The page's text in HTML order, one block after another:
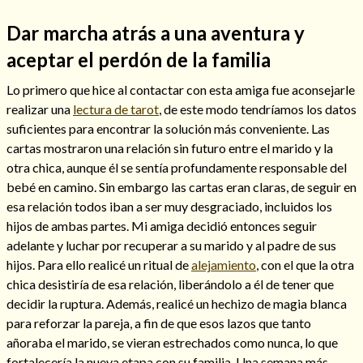
Consulta de tarot online
Dar marcha atrás a una aventura y
aceptar el perdón de la familia
Lo primero que hice al contactar con esta amiga fue aconsejarle
realizar una lectura de tarot , de este modo tendríamos los datos
suficientes para encontrar la solución más conveniente. Las
cartas mostraron una relación sin futuro entre el marido y la
otra chica, aunque él se sentía profundamente responsable del
bebé en camino. Sin embargo las cartas eran claras, de seguir en
esa relación todos iban a ser muy desgraciado, incluidos los
hijos de ambas partes. Mi amiga decidió entonces seguir
adelante y luchar por recuperar a su marido y al padre de sus
hijos. Para ello realicé un ritual dealejamiento , con el que la otra
chica desistiría de esa relación, liberándolo a él de tener que
decidir la ruptura. Además, realicé un hechizo de magia blanca
para reforzar la pareja, a fin de que esos lazos que tanto
añoraba el marido, se vieran estrechados como nunca, lo que